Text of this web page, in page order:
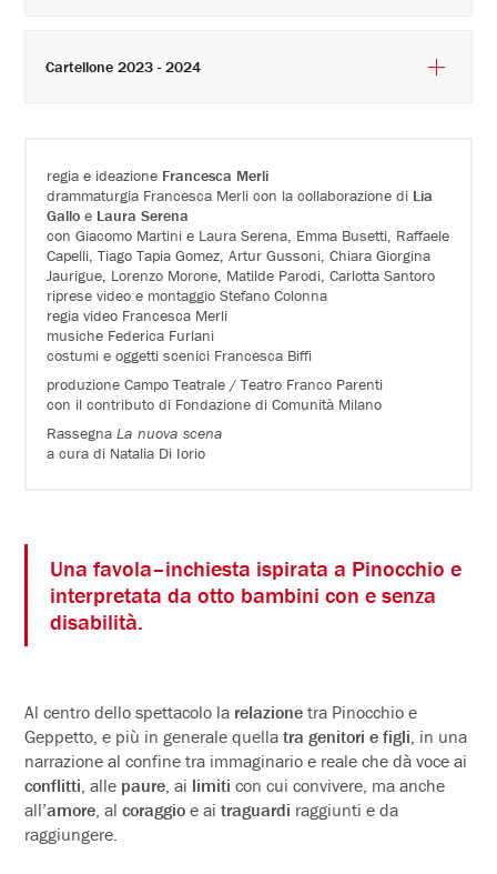
regia e ideazione Francesca Merli
drammaturgia Francesca Merli con la collaborazione di Lia
Gallo e Laura Serena
con Giacomo Martini e Laura Serena, Emma Busetti, Raffaele
Capelli, Tiago Tapia Gomez, Artur Gussoni, Chiara Giorgina
Jaurigue, Lorenzo Morone, Matilde Parodi, Carlotta Santoro
riprese video e montaggio Stefano Colonna
regia video Francesca Merli
musiche Federica Furlani
costumi e oggetti scenici Francesca Biffi
produzione Campo Teatrale / Teatro Franco Parenti
con il contributo di Fondazione di Comunità Milano
RassegnaLa nuova scena
a cura di Natalia Di Iorio
Una favola–inchiesta ispirata a Pinocchio e
interpretata da otto bambini con e senza
disabilità.
Al centro dello spettacolo la relazione tra Pinocchio e
Geppetto, e più in generale quellatra genitori e figli , in una
narrazione al confine tra immaginario e reale che dà voce ai
conflitti , alle paure , ai limiti con cui convivere, ma anche
all’amore , alcoraggio e aitraguardi raggiunti e da
raggiungere.
Cartellone 2023 - 2024